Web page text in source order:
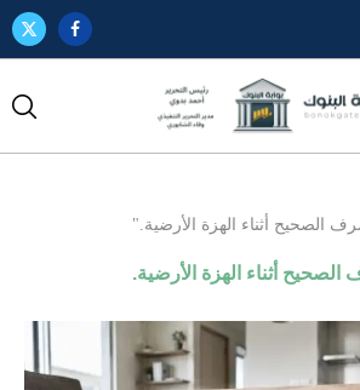
الصحيح أثناء الهزة الأرضية.